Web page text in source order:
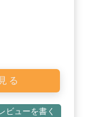
る
ビューを書く